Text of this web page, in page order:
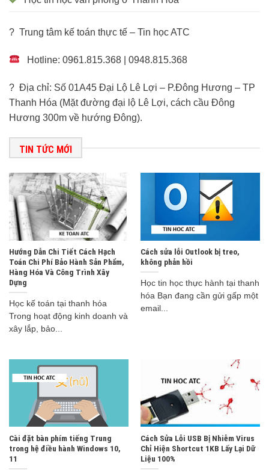
? Trung tâm kế toán thực tế – Tin học ATC
Hotline: 0961.815.368 | 0948.815.368
? Địa chỉ: Số 01A45 Đại Lộ Lê Lợi – P.Đông Hương – TP
Thanh Hóa (Mặt đường đại lộ Lê Lợi, cách cầu Đông
Hương 300m về hướng Đông).
TIN TỨC MỚI
Hướng Dẫn Chi Tiết Cách Hạch
Toán Chi Phí Bảo Hành Sản Phẩm,
Hàng Hóa Và Công Trình Xây
Dựng
Học kế toán tại thanh hóa
Trong hoạt động kinh doanh và
xây lắp, bảo...
Cách sửa lỗi Outlook bị treo,
không phản hồi
Học tin học thực hành tại thanh
hóa Bạn đang cần gửi gấp một
email...
Cài đặt bàn phím tiếng Trung
trong hệ điều hành Windows 10,
11
Cách Sửa Lỗi USB Bị Nhiễm Virus
Chỉ Hiện Shortcut 1KB Lấy Lại Dữ
Liệu 100%